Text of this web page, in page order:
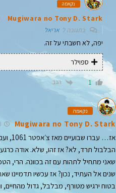
נקאמה
Mugiwara no Tony D. Stark
בתגובה לאריאל
יפה, לא חשבתי על זה.
ספוילר
1 הגב
נקאמה
Mugiwara no Tony D. Stark 3 שנים לפני
אז…
בטוח ירגיש מטורף, מבלבל, גדול מהחיים,